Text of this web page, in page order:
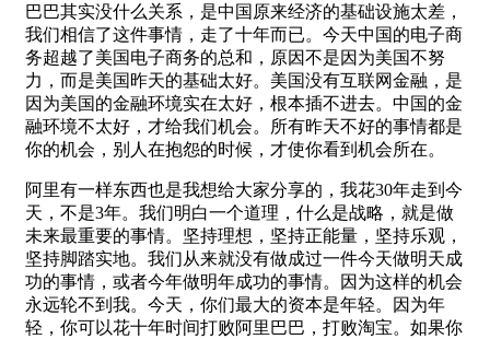
巴巴其实没什么关系，是中国原来经济的基础设施太差，
我们相信了这件事情，走了十年而已。今天中国的电子商
务超越了美国电子商务的总和，原因不是因为美国不努
力，而是美国昨天的基础太好。美国没有互联网金融，是
因为美国的金融环境实在太好，根本插不进去。中国的金
融环境不太好，才给我们机会。所有昨天不好的事情都是
你的机会，别人在抱怨的时候，才使你看到机会所在。
阿里有一样东西也是我想给大家分享的，我花30年走到今
天，不是3年。我们明白一个道理，什么是战略，就是做
未来最重要的事情。坚持理想，坚持正能量，坚持乐观，
坚持脚踏实地。我们从来就没有做成过一件今天做明天成
功的事情，或者今年做明年成功的事情。因为这样的机会
永远轮不到我。今天，你们最大的资本是年轻。因为年
轻，你可以花十年时间打败阿里巴巴，打败淘宝。如果你